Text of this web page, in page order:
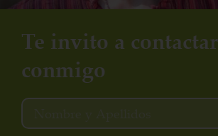
Te invito a contactar
conmigo